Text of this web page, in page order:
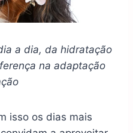
a dia, da hidratação
na adaptação
isso os dias mais